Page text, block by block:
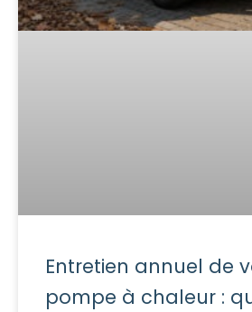
Entretien annuel de
pompe à chaleur :